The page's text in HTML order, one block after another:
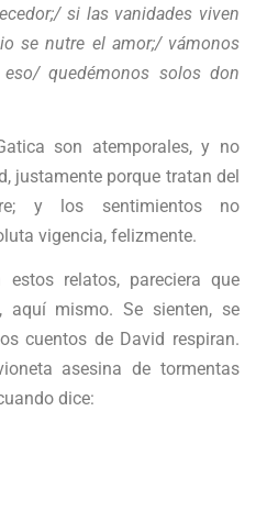
si las vanidades viven
se nutre el amor;/ vámonos
quedémonos solos don
son atemporales, y no
justamente porque tratan del
y los sentimientos no
vigencia, felizmente.
relatos, pareciera que
aquí mismo. Se sienten, se
cuentos de David respiran.
asesina de tormentas
dice: